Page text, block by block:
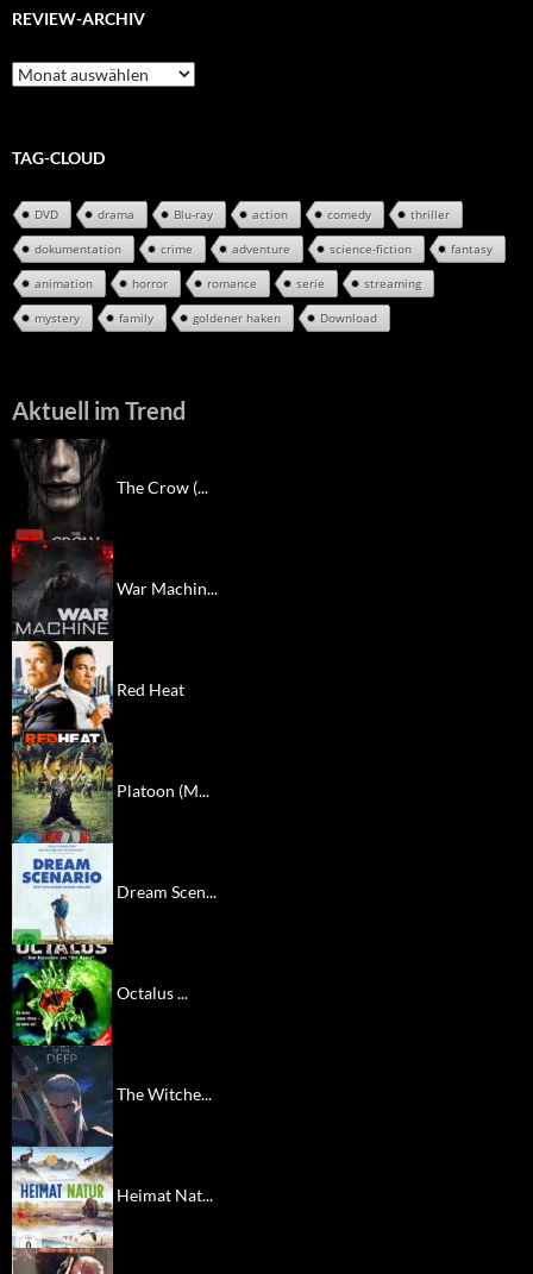
REVIEW-ARCHIV
Review-
Archiv
TAG-CLOUD
DVD drama Blu-ray action comedy thriller
dokumentation crime adventure science-fiction fantasy
animation horror romance serie streaming
mystery family goldener haken Download
Aktuell im Trend
The Crow (...
War Machin...
Red Heat
Platoon (M...
Dream Scen...
Octalus ...
The Witche...
Heimat Nat...